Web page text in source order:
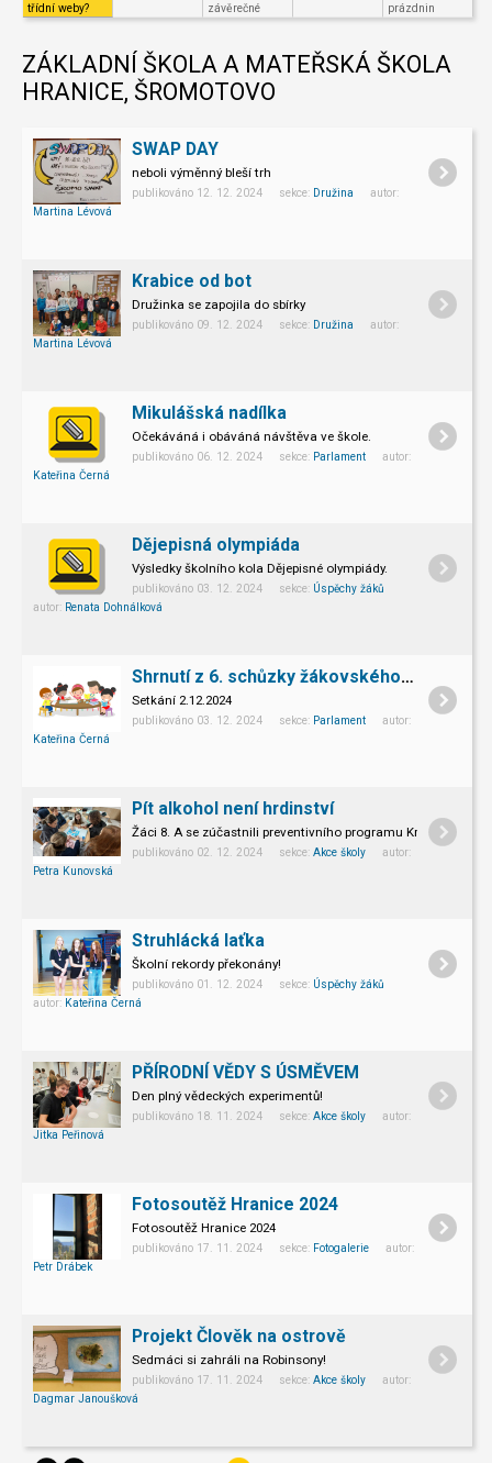
třídní weby?
závěrečné
projekty v
prázdnin
ZÁKLADNÍ ŠKOLA A MATEŘSKÁ ŠKOLA
HRANICE, ŠROMOTOVO
SWAP DAY
neboli výměnný bleší trh
publikováno 12. 12. 2024 sekce: Družina autor:
Martina Lévová
Krabice od bot
Družinka se zapojila do sbírky
publikováno 09. 12. 2024 sekce: Družina autor:
Martina Lévová
Mikulášská nadílka
Očekáváná i obáváná návštěva ve škole.
publikováno 06. 12. 2024 sekce: Parlament autor:
Kateřina Černá
Dějepisná olympiáda
Výsledky školního kola Dějepisné olympiády.
V úterý 3. prosince se konalo školní kolo Dějepisné
publikováno 03. 12. 2024 sekce: Úspěchy žáků
autor: Renata Dohnálková
Shrnutí z 6. schůzky žákovského parlamentu
Setkání 2.12.2024
publikováno 03. 12. 2024 sekce: Parlament autor:
Kateřina Černá
Pít alkohol není hrdinství
Žáci 8. A se zúčastnili preventivního programu Krajské
publikováno 02. 12. 2024 sekce: Akce školy autor:
Petra Kunovská
Struhlácká laťka
Školní rekordy překonány!
publikováno 01. 12. 2024 sekce: Úspěchy žáků
autor: Kateřina Černá
PŘÍRODNÍ VĚDY S ÚSMĚVEM
Den plný vědeckých experimentů!
publikováno 18. 11. 2024 sekce: Akce školy autor:
Jitka Peřinová
Fotosoutěž Hranice 2024
Fotosoutěž Hranice 2024
publikováno 17. 11. 2024 sekce: Fotogalerie autor:
Petr Drábek
Projekt Člověk na ostrově
Sedmáci si zahráli na Robinsony!
publikováno 17. 11. 2024 sekce: Akce školy autor:
Dagmar Janoušková